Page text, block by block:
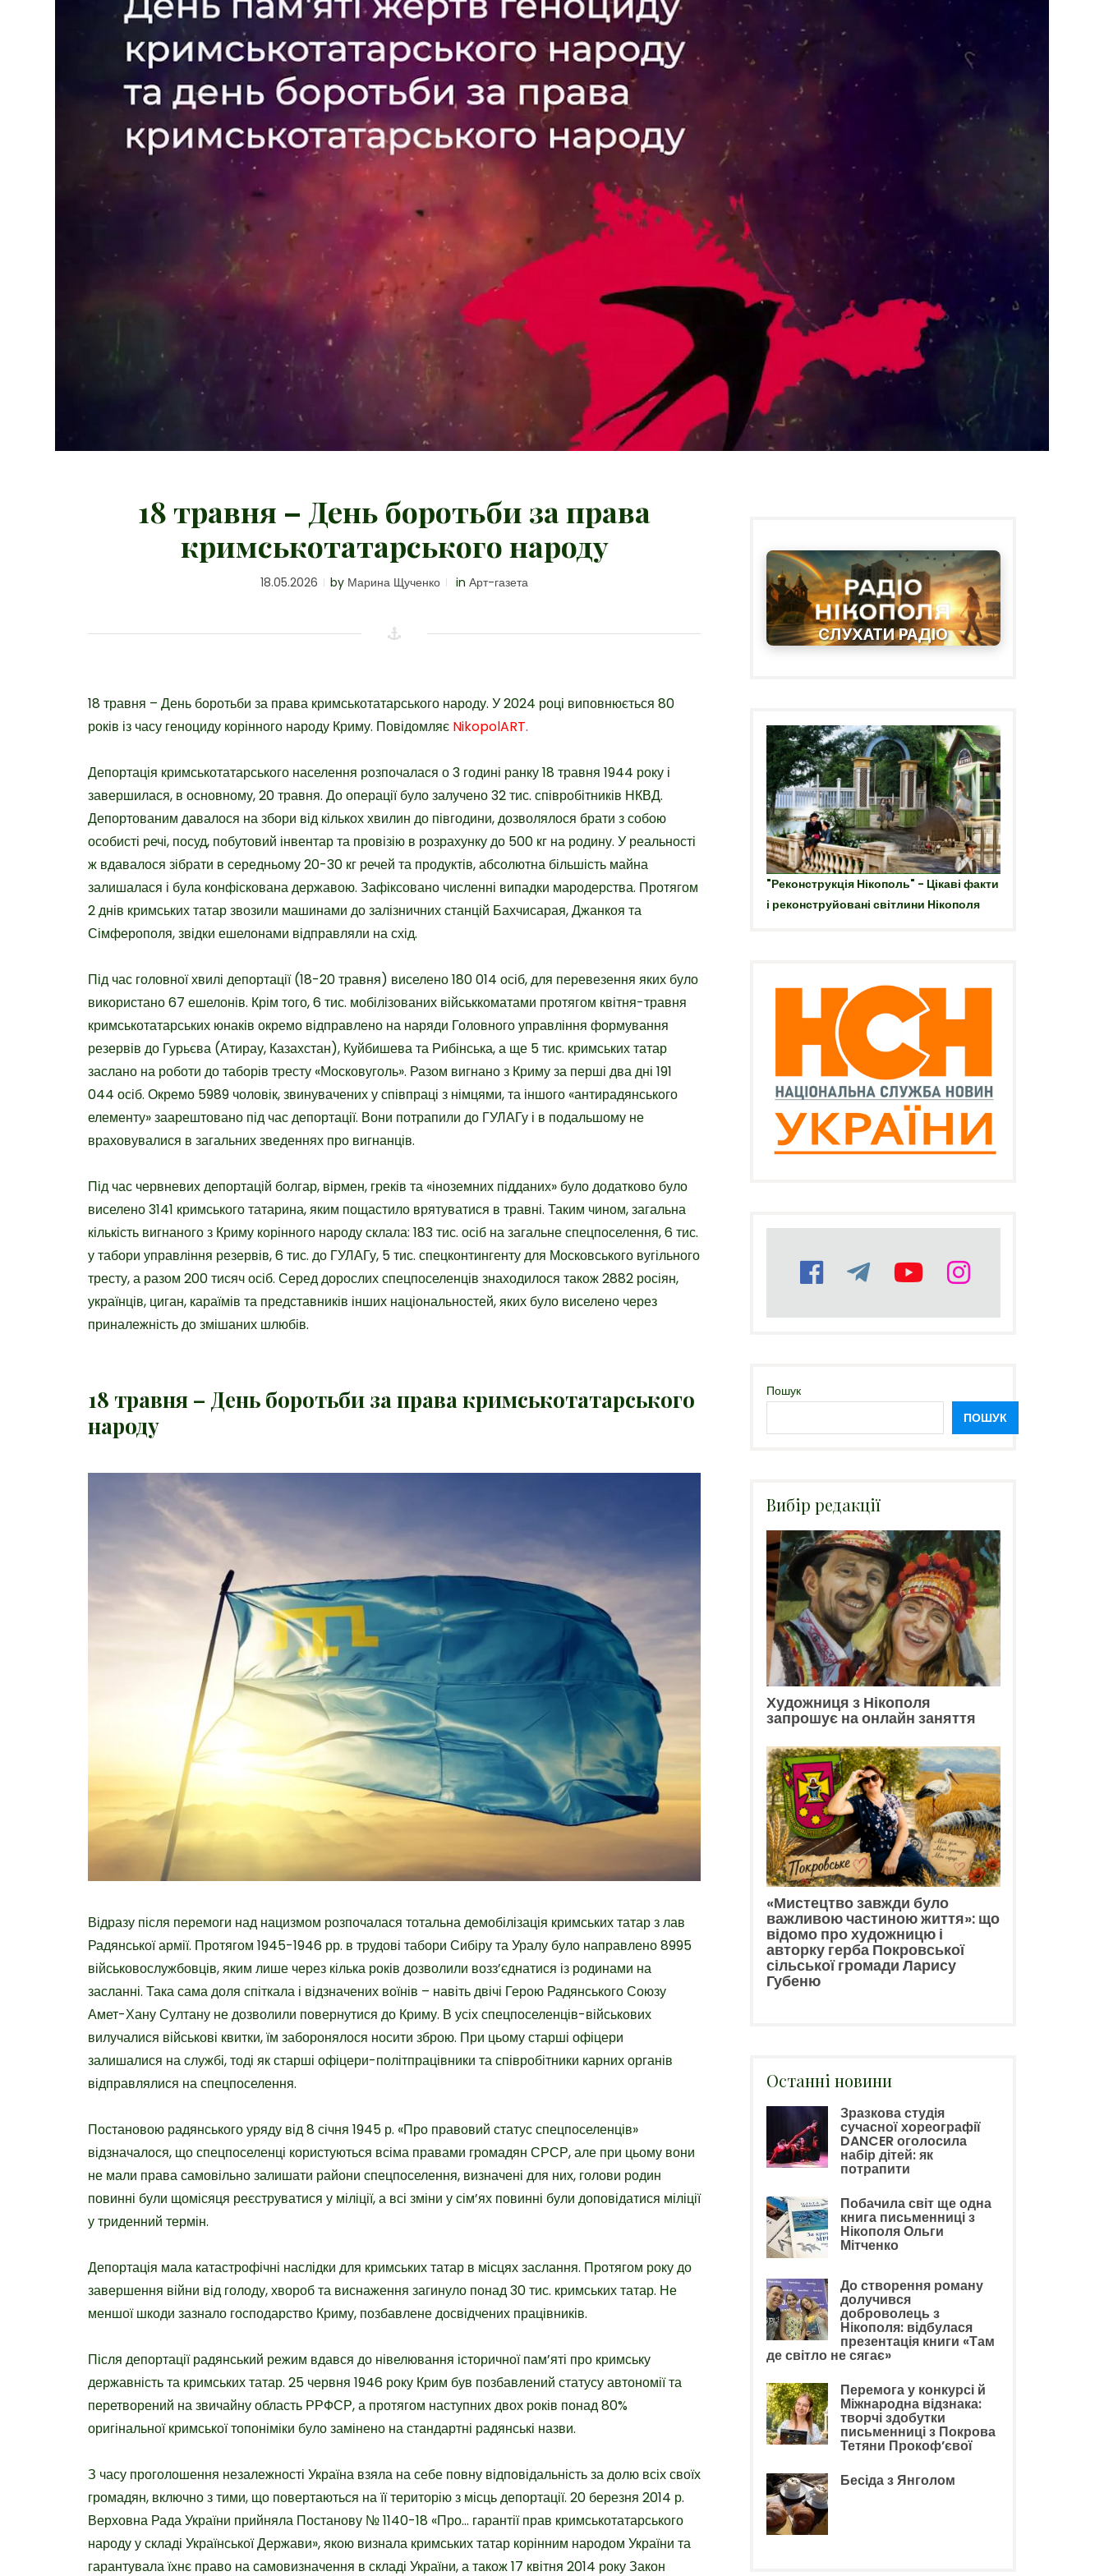
18 травня – День боротьби за права
кримськотатарського народу
18.05.2026 by Марина Щученко inАрт-газета
18 травня – День боротьби за права кримськотатарського народу. У 2024 році виповнюється 80
років із часу геноциду корінного народу Криму. Повідомляє NikopolART.
Депортація кримськотатарського населення розпочалася о 3 годині ранку 18 травня 1944 року і
завершилася, в основному, 20 травня. До операції було залучено 32 тис. співробітників НКВД.
Депортованим давалося на збори від кількох хвилин до півгодини, дозволялося брати з собою
особисті речі, посуд, побутовий інвентар та провізію в розрахунку до 500 кг на родину. У реальності
ж вдавалося зібрати в середньому 20-30 кг речей та продуктів, абсолютна більшість майна
залишалася і була конфіскована державою. Зафіксовано численні випадки мародерства. Протягом
2 днів кримських татар звозили машинами до залізничних станцій Бахчисарая, Джанкоя та
Сімферополя, звідки ешелонами відправляли на схід.
Під час головної хвилі депортації (18-20 травня) виселено 180 014 осіб, для перевезення яких було
використано 67 ешелонів. Крім того, 6 тис. мобілізованих військкоматами протягом квітня-травня
кримськотатарських юнаків окремо відправлено на наряди Головного управління формування
резервів до Гурьєва (Атирау, Казахстан), Куйбишева та Рибінська, а ще 5 тис. кримських татар
заслано на роботи до таборів тресту «Московуголь». Разом вигнано з Криму за перші два дні 191
044 осіб. Окремо 5989 чоловік, звинувачених у співпраці з німцями, та іншого «антирадянського
елементу» заарештовано під час депортації. Вони потрапили до ГУЛАГу і в подальшому не
враховувалися в загальних зведеннях про вигнанців.
Під час червневих депортацій болгар, вірмен, греків та «іноземних підданих» було додатково було
виселено 3141 кримського татарина, яким пощастило врятуватися в травні. Таким чином, загальна
кількість вигнаного з Криму корінного народу склала: 183 тис. осіб на загальне спецпоселення, 6 тис.
у табори управління резервів, 6 тис. до ГУЛАГу, 5 тис. спецконтингенту для Московського вугільного
тресту, а разом 200 тисяч осіб. Серед дорослих спецпоселенців знаходилося також 2882 росіян,
українців, циган, караїмів та представників інших національностей, яких було виселено через
приналежність до змішаних шлюбів.
18 травня – День боротьби за права кримськотатарського
народу
Відразу після перемоги над нацизмом розпочалася тотальна демобілізація кримських татар з лав
Радянської армії. Протягом 1945-1946 рр. в трудові табори Сибіру та Уралу було направлено 8995
військовослужбовців, яким лише через кілька років дозволили возз’єднатися із родинами на
засланні. Така сама доля спіткала і відзначених воїнів – навіть двічі Герою Радянського Союзу
Амет-Хану Султану не дозволили повернутися до Криму. В усіх спецпоселенців-військових
вилучалися військові квитки, їм заборонялося носити зброю. При цьому старші офіцери
залишалися на службі, тоді як старші офіцери-політпрацівники та співробітники карних органів
відправлялися на спецпоселення.
Постановою радянського уряду від 8 січня 1945 р. «Про правовий статус спецпоселенців»
відзначалося, що спецпоселенці користуються всіма правами громадян СРСР, але при цьому вони
не мали права самовільно залишати райони спецпоселення, визначені для них, голови родин
повинні були щомісяця реєструватися у міліції, а всі зміни у сім’ях повинні були доповідатися міліції
у триденний термін.
Депортація мала катастрофічні наслідки для кримських татар в місцях заслання. Протягом року до
завершення війни від голоду, хвороб та виснаження загинуло понад 30 тис. кримських татар. Не
меншої шкоди зазнало господарство Криму, позбавлене досвідчених працівників.
Після депортації радянський режим вдався до нівелювання історичної пам’яті про кримську
державність та кримських татар. 25 червня 1946 року Крим був позбавлений статусу автономії та
перетворений на звичайну область РРФСР, а протягом наступних двох років понад 80%
оригінальної кримської топоніміки було замінено на стандартні радянські назви.
З часу проголошення незалежності Україна взяла на себе повну відповідальність за долю всіх своїх
громадян, включно з тими, що повертаються на її територію з місць депортації. 20 березня 2014 р.
Верховна Рада України прийняла Постанову № 1140-18 «Про… гарантії прав кримськотатарського
народу у складі Української Держави», якою визнала кримських татар корінним народом України та
гарантувала їхнє право на самовизначення в складі України, а також 17 квітня 2014 року Закон
СЛУХАТИ РАДІО
"Реконструкція Нікополь" - Цікаві факти
і реконструйовані світлини Нікополя
Пошук
ПОШУК
Вибір редакції
Художниця з Нікополя
запрошує на онлайн заняття
«Мистецтво завжди було
важливою частиною життя»: що
відомо про художницю і
авторку герба Покровської
сільської громади Ларису
Губеню
Останні новини
Зразкова студія
сучасної хореографії
DANCER оголосила
набір дітей: як
потрапити
Побачила світ ще одна
книга письменниці з
Нікополя Ольги
Мітченко
До створення роману
долучився
доброволець з
Нікополя: відбулася
презентація книги «Там
де світло не сягає»
Перемога у конкурсі й
Міжнародна відзнака:
творчі здобутки
письменниці з Покрова
Тетяни Прокоф’євої
Бесіда з Янголом